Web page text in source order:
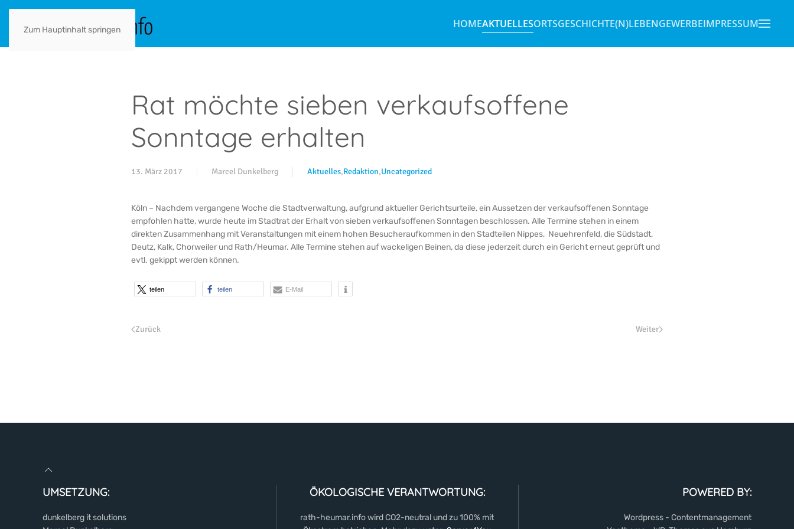
Zum Hauptinhalt springen HOMEAKTUELLESORTSGESCHICHTE(N)LEBENGEWERBEIMPRESSUM
Rat möchte sieben verkaufsoffene
Sonntage erhalten
13. März 2017 Marcel Dunkelberg Aktuelles,Redaktion,Uncategorized
Köln – Nachdem vergangene Woche die Stadtverwaltung, aufgrund aktueller Gerichtsurteile, ein Aussetzen der verkaufsoffenen Sonntage
empfohlen hatte, wurde heute im Stadtrat der Erhalt von sieben verkaufsoffenen Sonntagen beschlossen. Alle Termine stehen in einem
direkten Zusammenhang mit Veranstaltungen mit einem hohen Besucheraufkommen in den Stadteilen Nippes, Neuehrenfeld, die Südstadt,
Deutz, Kalk, Chorweiler und Rath/Heumar. Alle Termine stehen auf wackeligen Beinen, da diese jederzeit durch ein Gericht erneut geprüft und
evtl. gekippt werden können.
teilen teilen E-Mail
Zurück Weiter
UMSETZUNG:
dunkelberg it solutions
ÖKOLOGISCHE VERANTWORTUNG:
rath-heumar.info wird CO2-neutral und zu 100% mit
POWERED BY:
Wordpress - Contentmanagement